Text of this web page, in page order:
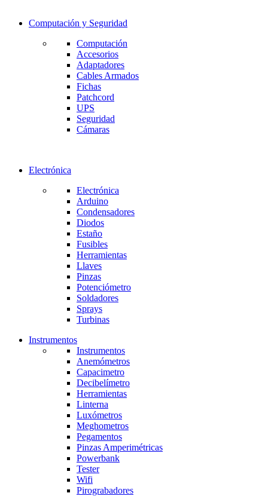
Computación y Seguridad
Computación
Accesorios
Adaptadores
Cables Armados
Fichas
Patchcord
UPS
Seguridad
Cámaras
Electrónica
Electrónica
Arduino
Condensadores
Diodos
Estaño
Fusibles
Herramientas
Llaves
Pinzas
Potenciómetro
Soldadores
Sprays
Turbinas
Instrumentos
Instrumentos
Anemómetros
Capacimetro
Decibelímetro
Herramientas
Linterna
Luxómetros
Meghometros
Pegamentos
Pinzas Amperimétricas
Powerbank
Tester
Wifi
Pirograbadores